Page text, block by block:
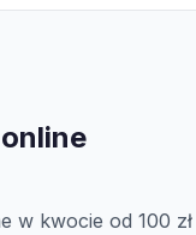
w kwocie od 100 zł